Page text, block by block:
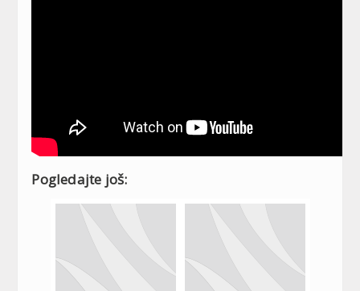
Pogledajte još: